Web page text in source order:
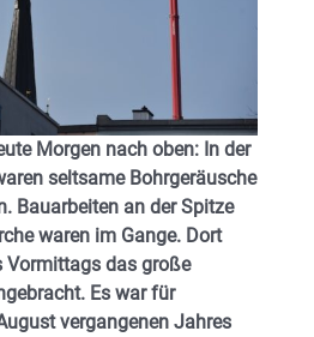
Morgen nach oben: In der
seltsame Bohrgeräusche
Bauarbeiten an der Spitze
waren im Gange. Dort
Vormittags das große
Es war für
vergangenen Jahres